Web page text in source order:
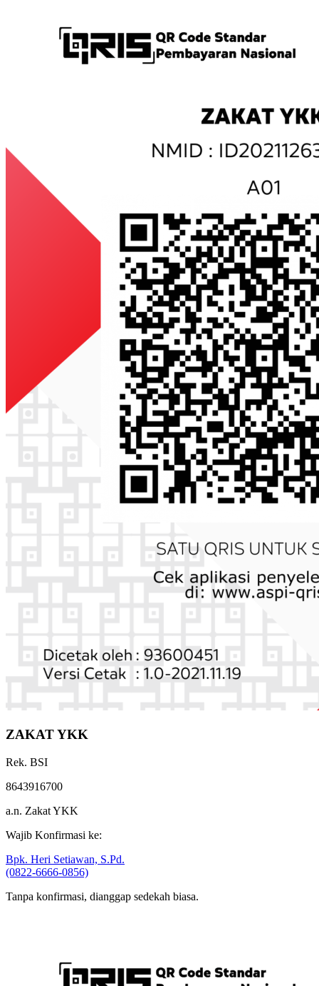
ZAKAT YKK
Rek. BSI
8643916700
a.n. Zakat YKK
Wajib Konfirmasi ke:
Bpk. Heri Setiawan, S.Pd.
(0822-6666-0856)
Tanpa konfirmasi, dianggap sedekah biasa.